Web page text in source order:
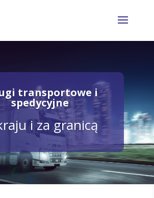
transportowe i
spedycyjne
i za granicą